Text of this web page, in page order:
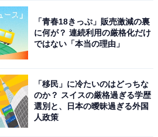
「青春18きっぷ」販売激減の裏
に何が？ 連続利用の厳格化だけ
ではない「本当の理由」
「移民」に冷たいのはどっちな
のか？ スイスの厳格過ぎる学歴
選別と、日本の曖昧過ぎる外国
人政策